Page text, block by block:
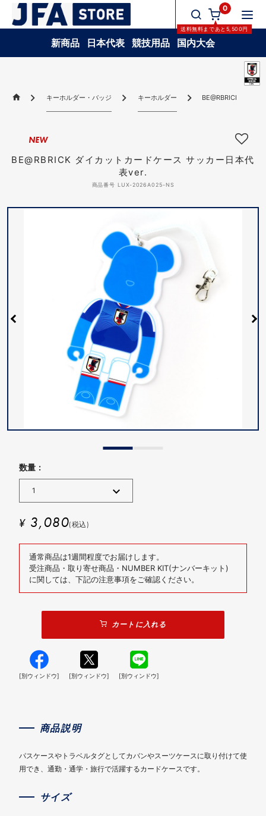
0
送料無料まであと 5,500円
新商品 日本代表 競技用品 国内大会
キーホルダー・バッジ キーホルダー BE@RBRICK ダイカ
BE@RBRICK ダイカットカードケース サッカー日本代
表ver.
商品番号 LUX-2026A025-NS
NEW
数量 :
¥ 3,080(税込)
通常商品は1週間程度でお届けします。
受注商品・取り寄せ商品・NUMBER KIT(ナンバーキット)
に関しては、下記の注意事項をご確認ください。
カートに入れる
[別ウィンドウ] [別ウィンドウ] [別ウィンドウ]
商品説明
パスケースやトラベルタグとしてカバンやスーツケースに取り付けて使
用でき、通勤・通学・旅行で活躍するカードケースです。
サイズ